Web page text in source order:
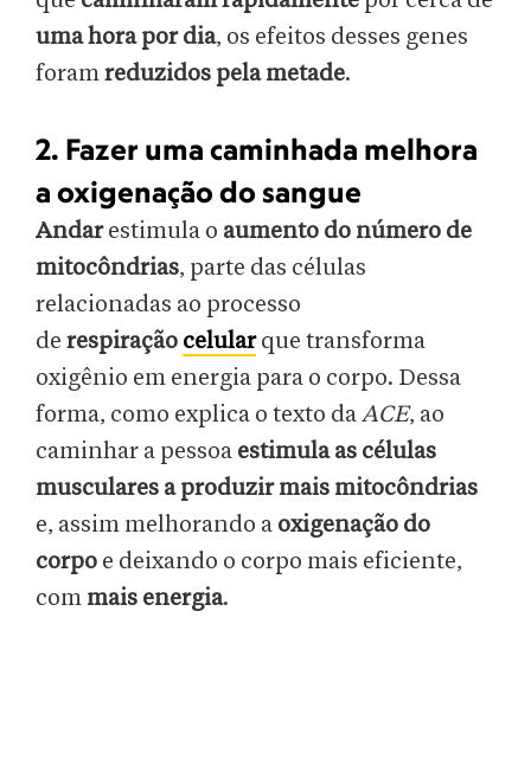
uma hora por dia, os efeitos desses genes
foramreduzidos pela metade.
2. Fazer uma caminhada melhora
a oxigenação do sangue
Andarestimula o aumento do número de
mitocôndrias, parte das células
relacionadas ao processo
de respiração celularque transforma
oxigênio em energia para o corpo. Dessa
forma, como explica o texto daACE, ao
caminhar a pessoa estimula as células
musculares a produzir mais mitocôndrias
e, assim melhorando a oxigenação do
corpo e deixando o corpo mais eficiente,
com mais energia.